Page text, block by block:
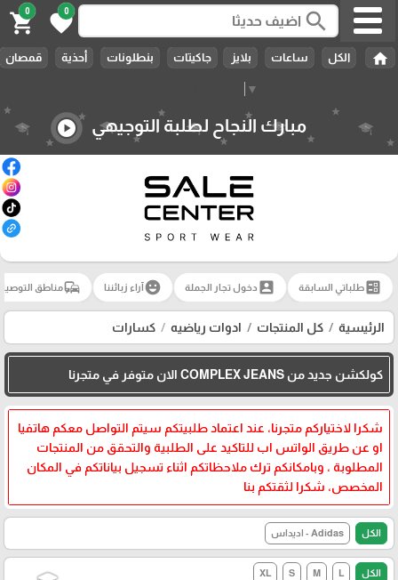
▼
search
0
favorite
0
shopping_cart
home الكل ساعات بلايز جاكيتات بنطلونات أحذية قمصان
مبارك النجاح لطلبة التوجيهي play_circle
ballotطلباتي السابقة account_box دخول تجار الجملة emoji_emotionsآراء زبائننا commuteمناطق
الرئيسية كل المنتجات ادوات رياضيه كسارات
كولكشن جديد من COMPLEX JEANS الان متوفر في متجرنا
شكرا لاختياركم متجرنا، عند اعتماد طلبيتكم سيتم التواصل معكم هاتفيا
او عن طريق الواتس اب للتاكيد على الطلبية والتحقق من المنتجات
المطلوبة ، وبامكانكم ترك ملاحظاتكم اثناء تسجيل بياناتكم في المكان
المخصص، شكرا لثقتكم بنا
الكل Adidas - اديداس
الكل L
M
S
XL